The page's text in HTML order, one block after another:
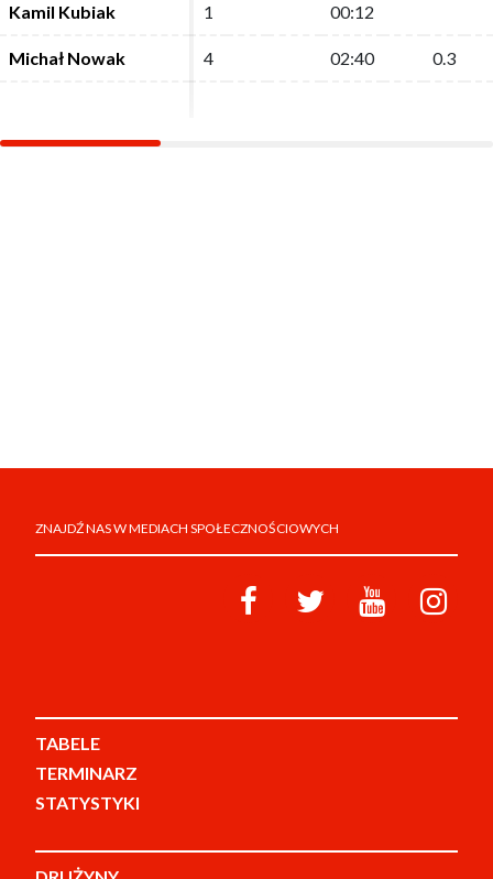
Kamil Kubiak 1 00:12
Michał Nowak 4 02:40 0.3
Kamil Kubiak 1 00:12
Michał Nowak 4 02:40 0.3
ZNAJDŹ NAS W MEDIACH SPOŁECZNOŚCIOWYCH
TABELE
TERMINARZ
STATYSTYKI